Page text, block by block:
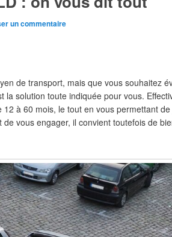
un commentaire
de transport, mais que vous souhaitez
la solution toute indiquée pour vous.
à 60 mois, le tout en vous permettant
de vous engager, il convient toutefois de